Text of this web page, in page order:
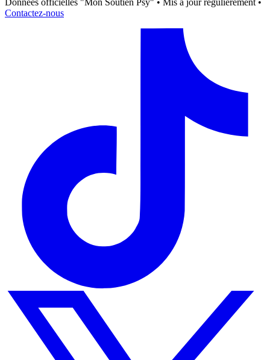
Données officielles "Mon Soutien Psy" • Mis à jour régulièrement •
Contactez-nous